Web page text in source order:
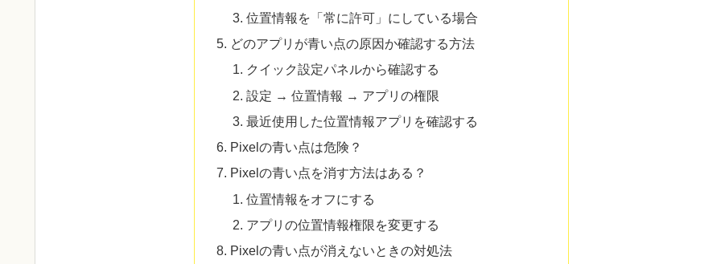
位置情報を「常に許可」にしている場合
どのアプリが青い点の原因か確認する方法
クイック設定パネルから確認する
設定 → 位置情報 → アプリの権限
最近使用した位置情報アプリを確認する
Pixelの青い点は危険？
Pixelの青い点を消す方法はある？
位置情報をオフにする
アプリの位置情報権限を変更する
Pixelの青い点が消えないときの対処法